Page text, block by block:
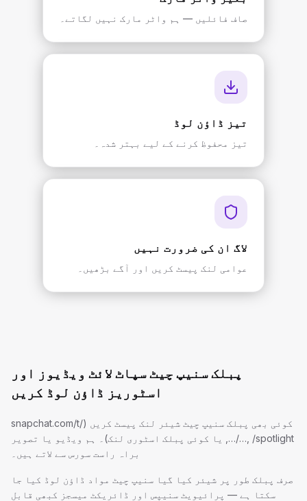
صاف فائلیں — ہم واٹر مارک نہیں لگاتے۔
تیز ڈاؤن لوڈ
تیز محفوظ کرنے کے لیے بہتر شدہ۔
لاگ ان کی ضرورت نہیں
عوامی لنک پیسٹ کریں اور آگے بڑھیں۔
پبلک سنیپ چیٹ سپاٹ لائٹ ویڈیوز اور
اسٹوریز ڈاؤن لوڈ کریں
کوئی بھی پبلک سنیپ چیٹ شیئر لنک پیسٹ کریں (snapchat.com/t/
…, /spotlight/…, یا کوئی پبلک اسٹوری لنک)۔ ہم ویڈیو یا تصویر
براہ راست سورس سے لاتے ہیں۔
صرف پبلک طور پر شیئر کیا گیا سنیپ چیٹ مواد ڈاؤن لوڈ کیا جا
سکتا ہے — پرائیویٹ سنیپس اور ڈائریکٹ میسجز کبھی قابلِ